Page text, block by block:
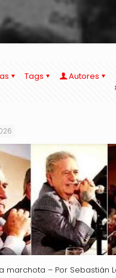
Tags
Autores
marchota – Por Sebastián